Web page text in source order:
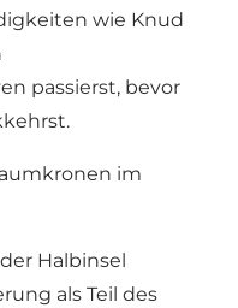
wie Knud
passierst, bevor
im
Halbinsel
als Teil des